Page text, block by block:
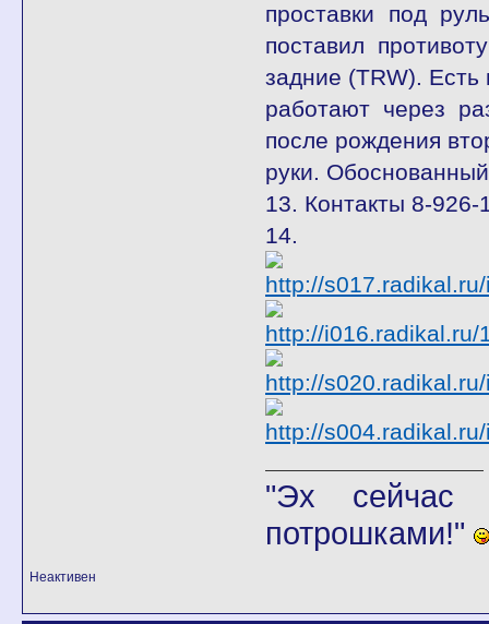
проставки под
поставил
задние (TRW). Есть
работают через
после рождения
руки.
13. Контакты 8-
14.
"Эх сейчас
потрошками!"
Неактивен